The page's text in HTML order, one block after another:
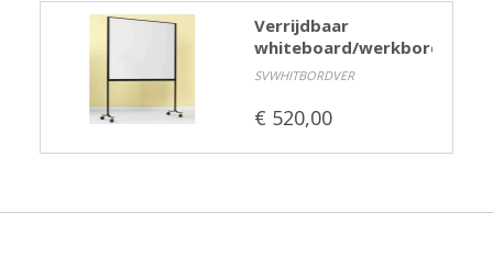
Verrijdbaar
whiteboard/werkbord
SVWHITBORDVER
€ 520,00